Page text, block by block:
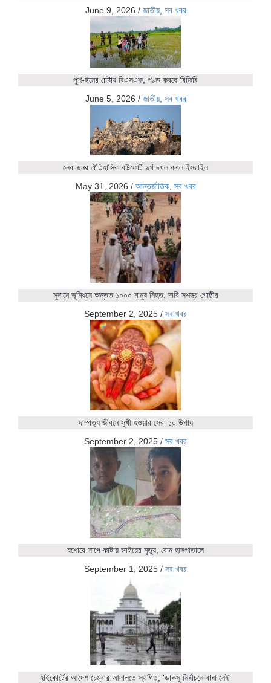
June 9, 2026 / জাতীয়, সব খবর
পুশ-ইনের চেষ্টায় বিএসএফ, পণ্ড করছে বিজিবি
June 5, 2026 / জাতীয়, সব খবর
লেবাননের ঐতিহাসিক বউফোর্ট দুর্গ দখল করল ইসরাইল
May 31, 2026 / আন্তর্জাতিক, সব খবর
সুদানে ভূমিধসে অন্তত ১০০০ মানুষ নিহত, দাবি সশস্ত্র গোষ্ঠীর
September 2, 2025 / সব খবর
দাম্পত্য জীবনে সুখী হওয়ার সেরা ১০ উপায়
September 2, 2025 / সব খবর
যশোরে সাপে কাটায় ভাইয়ের মৃত্যু, বোন হাসপাতালে
September 1, 2025 / সব খবর
হাইকোর্টের আদেশ চেম্বার আদালতে স্থগিত, 'ডাকসু নির্বাচনে বাধা নেই'